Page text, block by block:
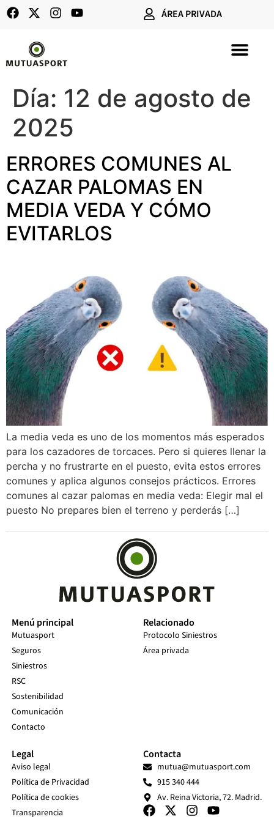
ÁREA PRIVADA
Día: 12 de agosto de
2025
ERRORES COMUNES AL
CAZAR PALOMAS EN
MEDIA VEDA Y CÓMO
EVITARLOS
La media veda es uno de los momentos más esperados
para los cazadores de torcaces. Pero si quieres llenar la
percha y no frustrarte en el puesto, evita estos errores
comunes y aplica algunos consejos prácticos. Errores
comunes al cazar palomas en media veda: Elegir mal el
puesto No prepares bien el terreno y perderás […]
Menú principal
Mutuasport
Seguros
Siniestros
RSC
Sostenibilidad
Comunicación
Contacto
Relacionado
Protocolo Siniestros
Área privada
Legal
Aviso legal
Política de Privacidad
Política de cookies
Transparencia
Contacta
mutua@mutuasport.com
915 340 444
Av. Reina Victoria, 72. Madrid.